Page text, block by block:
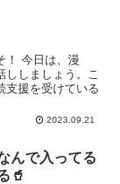
！ 今日は、漫
ししましょう。こ
支援を受けている
2023.09.21
んで入ってる
🥤